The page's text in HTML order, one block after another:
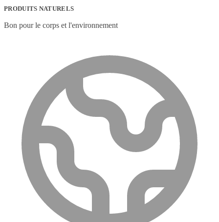
PRODUITS NATURELS
Bon pour le corps et l'environnement